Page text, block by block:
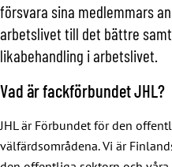
försvara sina medlemmars
arbetslivet till det bättre
likabehandling i arbetslivet.
Vad är fackförbundet JHL?
JHL är Förbundet för den
välfärdsområdena. Vi är